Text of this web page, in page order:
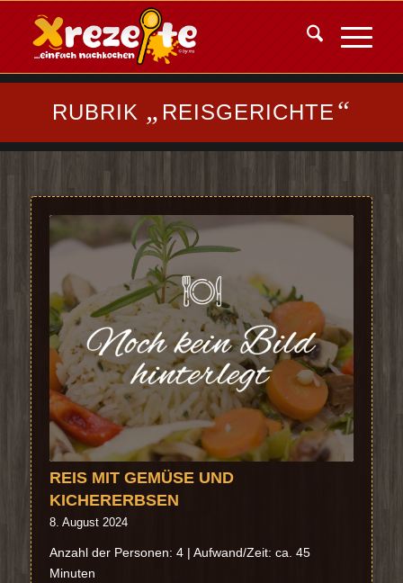
RUBRIK „ REISGERICHTE “
REIS MIT GEMÜSE UND
KICHERERBSEN
8. August 2024
Anzahl der Personen: 4 | Aufwand/Zeit: ca. 45
Minuten